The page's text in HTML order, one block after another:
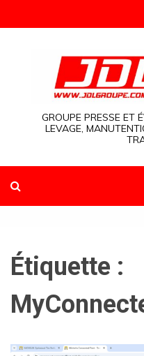
to
GROUPE PRESSE ET
LEVAGE,
Étiquette :